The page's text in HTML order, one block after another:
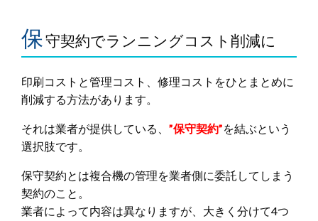
保 守契約でランニングコスト削減に
印刷コストと管理コスト、修理コストをひとまとめに
削減する方法があります。
それは業者が提供している、 ”保守契約”を結ぶという
選択肢です。
保守契約とは複合機の管理を業者側に委託してしまう
契約のこと。
業者によって内容は異なりますが、大きく分けて4つ